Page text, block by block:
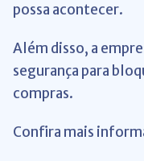
possa acontecer.
Além disso, a
segurança para
compras.
Confira mais